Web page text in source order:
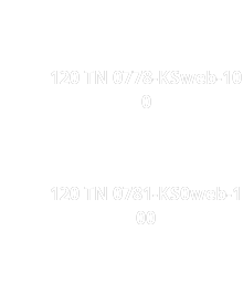
120 TN 0778-KSweb-10
0
120 TN 0781-KS0web-1
00